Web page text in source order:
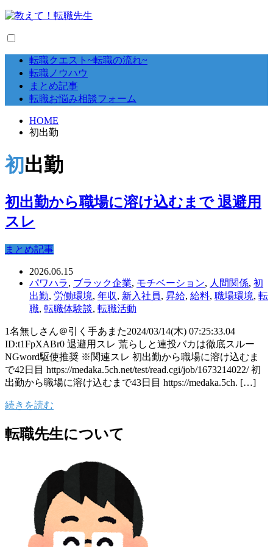
転職クエスト~転職の流れ~
転職ノウハウ
まとめ記事
転職お悩み相談フォーム
HOME
初出勤
初出勤
初出勤から職場に溶け込むまで 退避用
スレ
まとめ記事
2026.06.15
パワハラ, ブラック企業, モチベーション, 人間関係, 初
出勤, 労働環境, 年収, 新入社員, 昇給, 給料, 職場環境, 転
職, 転職体験談, 転職活動
1名無しさん＠引く手あまた2024/03/14(木) 07:25:33.04
ID:t1FpXABr0 退避用スレ 荒らしと連投バカは徹底スルー
NGword駆使推奨 ※関連スレ 初出勤から職場に溶け込むま
で42日目 https://medaka.5ch.net/test/read.cgi/job/1673214022/ 初
出勤から職場に溶け込むまで43日目 https://medaka.5ch. […]
続きを読む
転職先生について